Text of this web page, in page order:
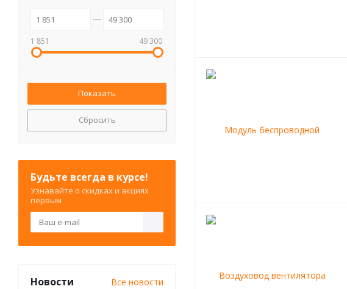
1 851 49 300
Сбросить
Будьте всегда в курсе!
Узнавайте о скидках и акциях
первым
Новости Все новости